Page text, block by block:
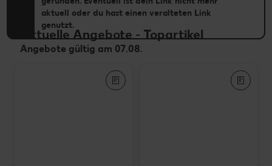
aktuell oder du hast einen veralteten Link
genutzt.
Aktuelle Angebote-Topartikel
Angebote gültig am 07.08.